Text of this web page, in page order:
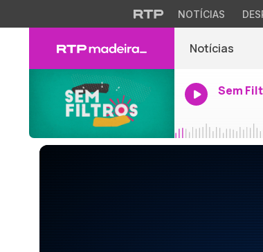
NOTÍCIAS
Notícias
Sem